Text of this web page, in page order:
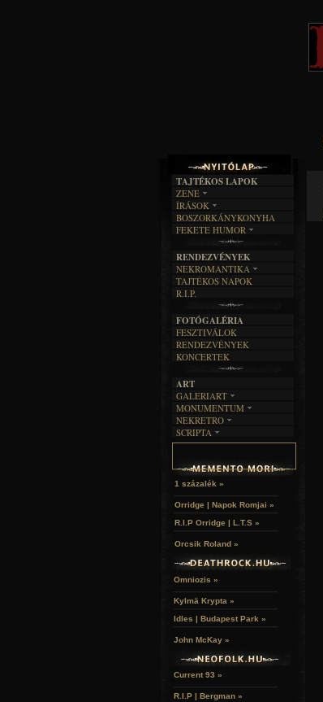
TAJTÉKOS LAPOK
ZENE
EGYÜTTESEK
INTERJÚK
FORDÍTÁSOK
DALSZÖVEGEK
ÍRÁSOK
IRODALOM
FILM
MŰVÉSZET
ÍRÁSTÖRTÉNET
BOSZORKÁNYKONYHA
FEKETE HUMOR
SZÖVEGES
RENDEZVÉNYEK
NEKROMANTIKA
AKTUÁLIS
A MÚLT
TAJTÉKOS NAPOK
R.I.P.
FOTÓGALÉRIA
FESZTIVÁLOK
RENDEZVÉNYEK
KONCERTEK
ART
GALERIART
ARTGALERI
KÉPREGÉNYEK
LAKÁSKULTS
MONUMENTUM
TEMETŐK
TEMPLOMOK
HELYEK
NEKRETRO
SZUBKULT
RELIKVIÁK
SCRIPTA
NOVELLÁK
HALÁLTÁNC
1 százalék »
Orridge | Napok Romjai »
R.I.P Orridge | L.T.S »
Orcsik Roland »
Omniozis »
Kylmä Krypta »
Idles | Budapest Park »
John McKay »
Current 93 »
R.I.P | Bergman »